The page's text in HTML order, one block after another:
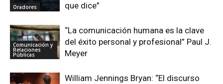
Oradores
que dice”
Comunicación y
Relaciones
Públicas
“La comunicación humana es la clave
del éxito personal y profesional” Paul J.
Meyer
William Jennings Bryan: “El discurso